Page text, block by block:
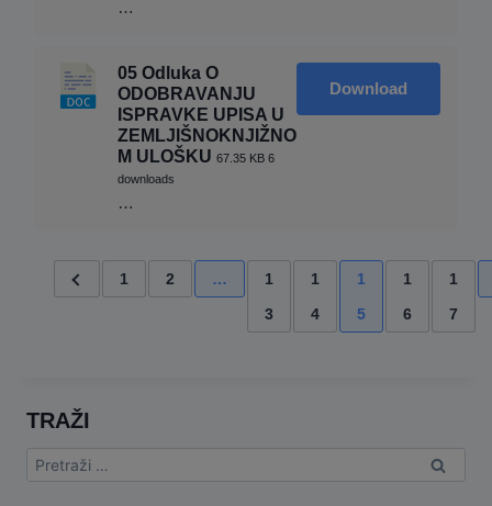
…
05 Odluka O
ODOBRAVANJU
ISPRAVKE UPISA U
ZEMLJIŠNOKNJIŽNO
M ULOŠKU 67.35 KB 6
downloads
…
Download
1 2 …
1
3
1
4
1
5
1
6
1
7
TRAŽI
Pretraga: